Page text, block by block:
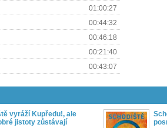
01:00:27
00:44:32
00:46:18
00:21:40
00:43:07
vyráží Kupředu!, ale
jistoty zůstávají